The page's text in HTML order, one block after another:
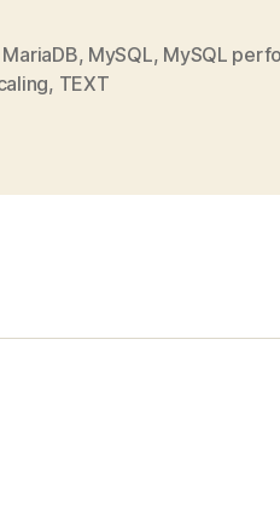
MariaDB, MySQL, MySQL
, TEXT